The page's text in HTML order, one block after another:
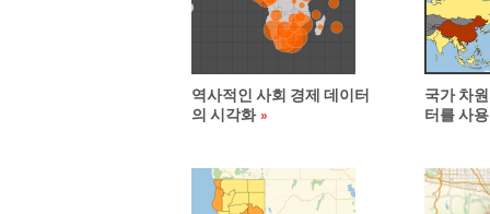
역사적인 사회 경제 데이터
의 시각화
국가 차
터를 사